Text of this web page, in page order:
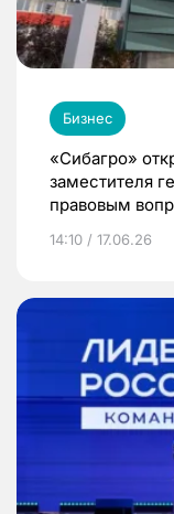
Бизнес
«Сибагро»
заместителя
правовым
14:10 / 17.06.26